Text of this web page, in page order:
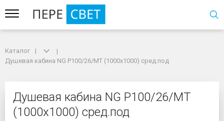
Душевая кабина NG P100/26/MT (1000x1000) сред.под
Душевая кабина NG
Каталог
Душевая кабина NG P100/26/MT (1000x1000) сред.под
Душевая кабина NG P100/26/MT
(1000x1000) сред.под